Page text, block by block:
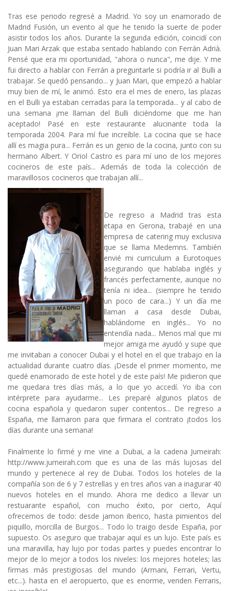
Tras ese periodo regresé a Madrid. Yo soy un enamorado de
Madrid Fusión, un evento al que he tenido la suerte de poder
asistir todos los años. Durante la segunda edición, coincidí con
Juan Mari Arzak que estaba sentado hablando con Ferrán Adrià.
Pensé que era mi oportunidad, "ahora o nunca", me dije. Y me
fui directo a hablar con Ferrán a preguntarle si podría ir al Bulli a
trabajar. Se quedó pensando... y Juan Mari, que empezó a hablar
muy bien de mí, le animó. Esto era el mes de enero, las plazas
en el Bulli ya estaban cerradas para la temporada... y al cabo de
una semana ¡me llaman del Bulli diciéndome que me han
aceptado! Pasé en este restaurante alucinante toda la
temporada 2004. Para mí fue increíble. La cocina que se hace
allí es magia pura... Ferrán es un genio de la cocina, junto con su
hermano Albert. Y Oriol Castro es para mí uno de los mejores
cocineros de este país... Además de toda la colección de
maravillosos cocineros que trabajan allí...
De regreso a Madrid tras esta
etapa en Gerona, trabajé en una
empresa de catering muy exclusiva
que se llama Medemns. También
envié mi curriculum a Eurotoques
asegurando que hablaba inglés y
francés perfectamente, aunque no
tenía ni idea... (siempre he tenido
un poco de cara...) Y un día me
llaman a casa desde Dubai,
hablándome en inglés... Yo no
entendía nada... Menos mal que mi
mejor amiga me ayudó y supe que
me invitaban a conocer Dubai y el hotel en el que trabajo en la
actualidad durante cuatro días. ¡Desde el primer momento, me
quedé enamorado de este hotel y de este país! Me pidieron que
me quedara tres días más, a lo que yo accedí. Yo iba con
intérprete para ayudarme... Les preparé algunos platos de
cocina española y quedaron super contentos... De regreso a
España, me llamaron para que firmara el contrato ¡todos los
días durante una semana!
Finalmente lo firmé y me vine a Dubai, a la cadena Jumeirah:
http://www.jumeirah.com que es una de las más lujosas del
mundo y pertenece al rey de Dubai. Todos los hoteles de la
compañía son de 6 y 7 estrellas y en tres años van a inagurar 40
nuevos hoteles en el mundo. Ahora me dedico a llevar un
restuarante español, con mucho éxito, por cierto, Aquí
ofrecemos de todo: desde jamon iberico, hasta pimientos del
piquillo, morcilla de Burgos... Todo lo traigo desde España, por
supuesto. Os aseguro que trabajar aquí es un lujo. Este país es
una maravilla, hay lujo por todas partes y puedes encontrar lo
mejor de lo mejor a todos los niveles: los mejores hoteles; las
firmas más prestigiosas del mundo (Armani, Ferrari, Vertu,
etc...). hasta en el aeropuerto, que es enorme, venden Ferraris,